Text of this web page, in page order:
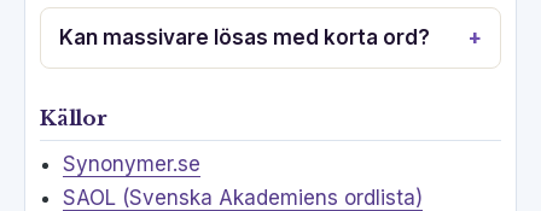
Kan massivare lösas med korta ord?
Källor
Synonymer.se
SAOL (Svenska Akademiens ordlista)